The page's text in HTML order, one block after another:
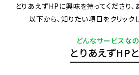
とりあえずHPに興味を持ってくださり、
以下から、知りたい項目をクリック
どんなサービスなの
とりあえずHP